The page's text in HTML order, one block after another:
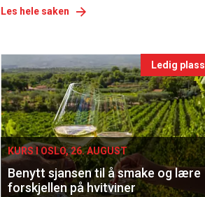
Les hele saken
Events
single
Ledig plass
KURS I OSLO, 26. AUGUST
Benytt sjansen til å smake og lære
forskjellen på hvitviner